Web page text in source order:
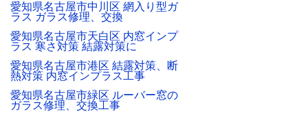
愛知県名古屋市中川区 網入り型ガ
ラス ガラス修理、交換
愛知県名古屋市天白区 内窓インプ
ラス 寒さ対策 結露対策に
愛知県名古屋市港区 結露対策、断
熱対策 内窓インプラス工事
愛知県名古屋市緑区 ルーバー窓の
ガラス修理、交換工事